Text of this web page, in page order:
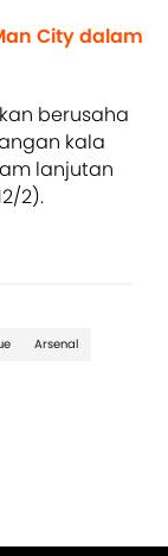
City dalam
berusaha
kala
lanjutan
2).
Arsenal